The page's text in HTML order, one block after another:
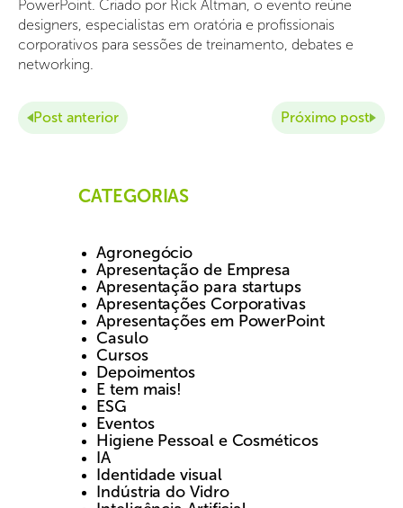
PowerPoint. Criado por Rick Altman, o evento reúne
designers, especialistas em oratória e profissionais
corporativos para sessões de treinamento, debates e
networking.
Post anterior Próximo post
CATEGORIAS
Agronegócio
Apresentação de Empresa
Apresentação para startups
Apresentações Corporativas
Apresentações em PowerPoint
Casulo
Cursos
Depoimentos
E tem mais!
ESG
Eventos
Higiene Pessoal e Cosméticos
IA
Identidade visual
Indústria do Vidro